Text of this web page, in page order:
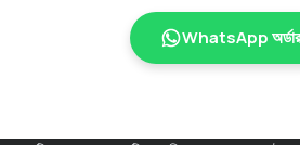
WhatsApp অর্ডার